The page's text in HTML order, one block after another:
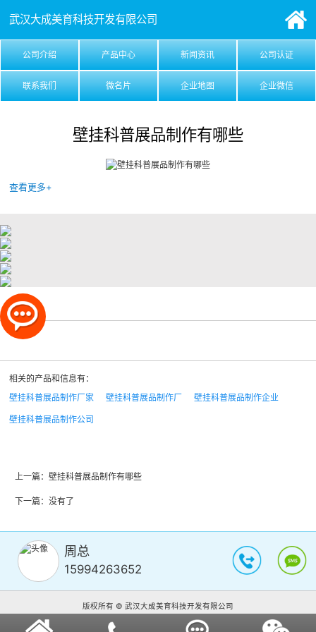
武汉大成美育科技开发有限公司
公司介绍 产品中心 新闻资讯 公司认证
联系我们 微名片 企业地图 企业微信
壁挂科普展品制作有哪些
查看更多+
相关的产品和信息有：
壁挂科普展品制作厂家
壁挂科普展品制作厂 壁挂科普展品制作企业
壁挂科普展品制作公司
上一篇： 壁挂科普展品制作有哪些
下一篇：没有了
周总
15994263652
版权所有 © 武汉大成美育科技开发有限公司